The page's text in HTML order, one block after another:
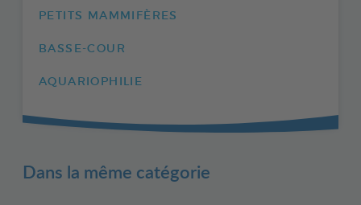
PETITS MAMMIFÈRES
BASSE-COUR
AQUARIOPHILIE
Dans la même catégorie